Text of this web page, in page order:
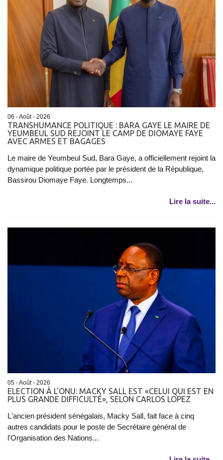
06 - Août - 2026
TRANSHUMANCE POLITIQUE : BARA GAYE LE MAIRE DE
YEUMBEUL SUD REJOINT LE CAMP DE DIOMAYE FAYE
AVEC ARMES ET BAGAGES
Le maire de Yeumbeul Sud, Bara Gaye, a officiellement rejoint la
dynamique politique portée par le président de la République,
Bassirou Diomaye Faye. Longtemps...
Lire la suite...
05 - Août - 2026
ELECTION À L'ONU: MACKY SALL EST «CELUI QUI EST EN
PLUS GRANDE DIFFICULTÉ», SELON CARLOS LOPEZ
L'ancien président sénégalais, Macky Sall, fait face à cinq
autres candidats pour le poste de Secrétaire général de
l'Organisation des Nations...